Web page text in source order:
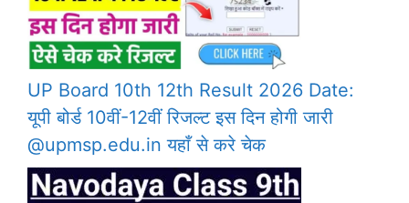
UP Board 10th 12th Result 2026 Date:
यूपी बोर्ड 10वीं-12वीं रिजल्ट इस दिन होगी जारी
@upmsp.edu.in यहाँ से करे चेक